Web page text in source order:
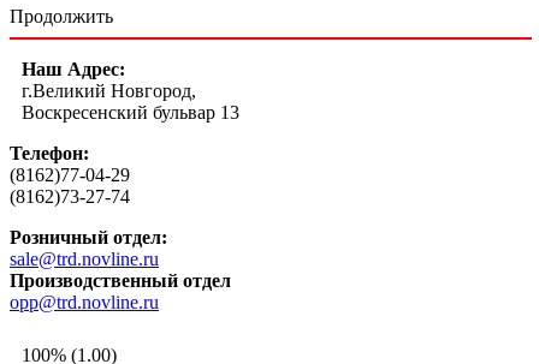
Продолжить
Наш Адрес:
г.Великий Новгород,
Воскресенский бульвар 13
Телефон:
(8162)77-04-29
(8162)73-27-74
Розничный отдел:
sale@trd.novline.ru
Производственный отдел
opp@trd.novline.ru
100% (1.00)